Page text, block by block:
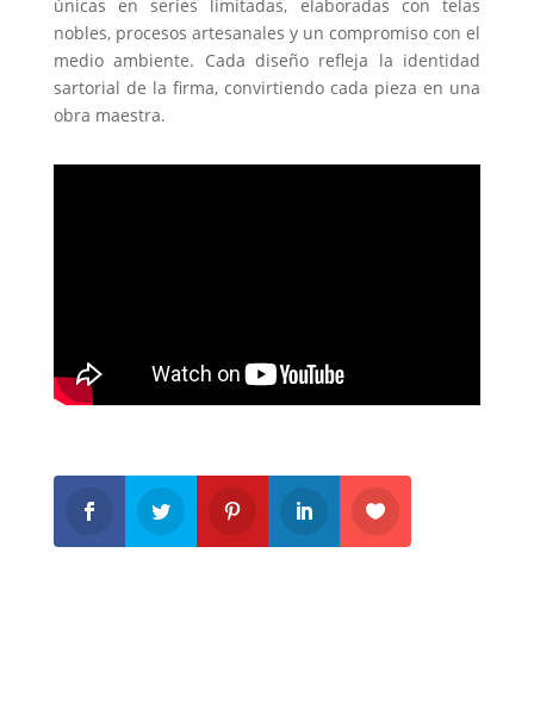
únicas en series limitadas, elaboradas con telas
nobles, procesos artesanales y un compromiso con el
medio ambiente. Cada diseño refleja la identidad
sartorial de la firma, convirtiendo cada pieza en una
obra maestra.